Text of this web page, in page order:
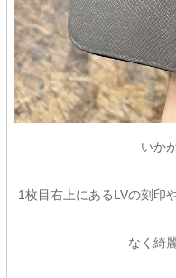
いか
1枚目右上にあるLVの刻印
なく綺